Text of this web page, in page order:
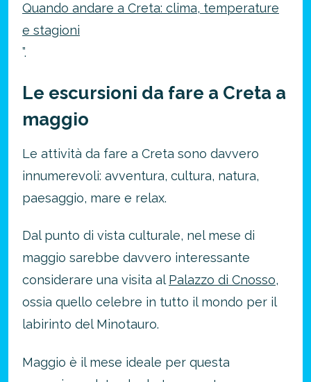
Quando andare a Creta: clima, temperature
e stagioni
”.
Le escursioni da fare a Creta a
maggio
Le attività da fare a Creta sono davvero
innumerevoli: avventura, cultura, natura,
paesaggio, mare e relax.
Dal punto di vista culturale, nel mese di
maggio sarebbe davvero interessante
considerare una visita al Palazzo di Cnosso,
ossia quello celebre in tutto il mondo per il
labirinto del Minotauro.
Maggio è il mese ideale per questa